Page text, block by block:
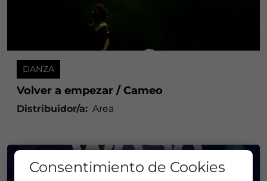
DANZA
Volver a empezar / Cameo
Distribuidor/a: Area
Consentimiento de Cookies